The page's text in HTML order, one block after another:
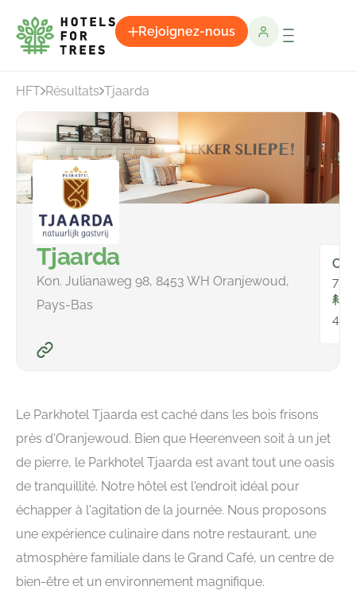
Rejoignez-nous
HFT Résultats Tjaarda
Tjaarda
Kon. Julianaweg 98, 8453 WH Oranjewoud,
Pays-Bas
70
Le Parkhotel Tjaarda est caché dans les bois frisons
près d'Oranjewoud. Bien que Heerenveen soit à un jet
de pierre, le Parkhotel Tjaarda est avant tout une oasis
de tranquillité. Notre hôtel est l'endroit idéal pour
échapper à l'agitation de la journée. Nous proposons
une expérience culinaire dans notre restaurant, une
atmosphère familiale dans le Grand Café, un centre de
bien-être et un environnement magnifique.